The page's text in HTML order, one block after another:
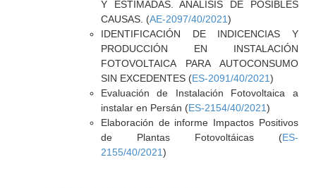
Y ESTIMADAS. ANÁLISIS DE POSIBLES
CAUSAS. (AE-2097/40/2021)
IDENTIFICACIÓN DE INDICENCIAS Y
PRODUCCIÓN EN INSTALACIÓN
FOTOVOLTAICA PARA AUTOCONSUMO
SIN EXCEDENTES (ES-2091/40/2021)
Evaluación de Instalación Fotovoltaica a
instalar en Persán (ES-2154/40/2021)
Elaboración de informe Impactos Positivos
de Plantas Fotovoltáicas (ES-
2155/40/2021)